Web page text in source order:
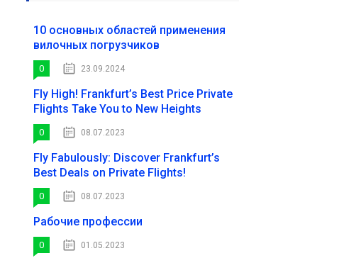
10 основных областей применения
вилочных погрузчиков
0 23.09.2024
Fly High! Frankfurt’s Best Price Private
Flights Take You to New Heights
0 08.07.2023
Fly Fabulously: Discover Frankfurt’s
Best Deals on Private Flights!
0 08.07.2023
Рабочие профессии
0 01.05.2023